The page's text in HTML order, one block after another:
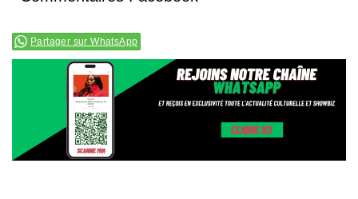
Partager sur WhatsApp